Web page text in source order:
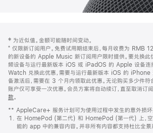
页
页
脚
注
‡ 为近似值。金额可能随时间变动。
⁺ 仅限新订阅用户。免费试用期结束后，每月收费为 RMB
的新设备的 Apple Music 新订阅用户限时提供。要兑换此
频设备与运行最新版本 iOS 或 iPadOS 的 Apple 设备连
Watch 兑换此优惠，需要与运行最新版本 iOS 的 iPhone
备激活后，需要在 3 个月内领取此优惠。无论购买多少件
账户仅可享受一次优惠。会员方案将自动续订，直至取消订
款。
窗
口
中
** AppleCare+ 服务计划可为使用过程中发生的意外损坏
在 HomePod (第二代) 和 HomePod (第一代) 上，空
能的 app 中的兼容内容。并非所有内容都支持杜比全景